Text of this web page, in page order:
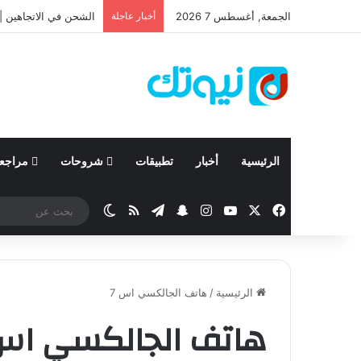
الجمعة, أغسطس 7 2026 أخبار عاجلة الشحن في الاتجاهين
الرئيسية أخبار تطبيقات شروحات
فيسبوك ‫YouTubeانستقرامسناب تشات
تيلقرامملخص الموقع RSS
الوضع المظلم
الرئيسية / هاتف الجالكسي اس 7
هاتف الجالكسي